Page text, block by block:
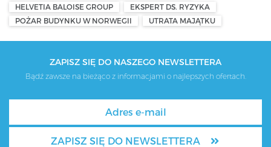
HELVETIA BALOISE GROUP
EKSPERT DS. RYZYKA
POŻAR BUDYNKU W NORWEGII
UTRATA MAJĄTKU
ZAPISZ SIĘ DO NASZEGO NEWSLETTERA
Bądź zawsze na bieżąco z informacjami o najlepszych ofertach.
ZAPISZ SIĘ DO NEWSLETTERA